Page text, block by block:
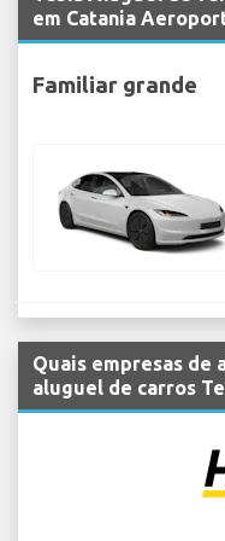
em Catania
Familiar grande
Quais empresas de
aluguel de carros